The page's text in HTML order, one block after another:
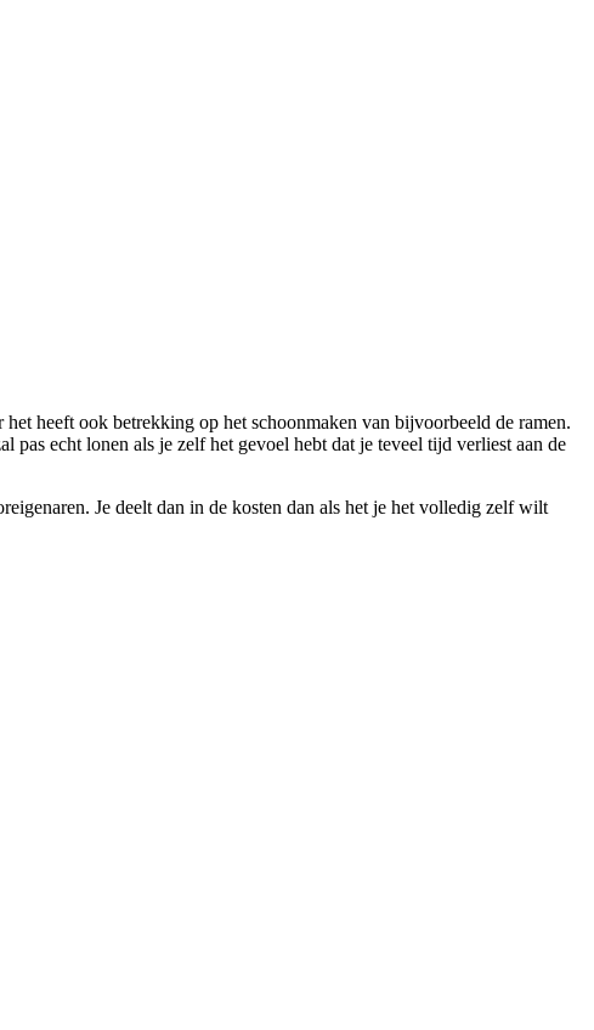
heeft ook betrekking op het schoonmaken van bijvoorbeeld de ramen.
pas echt lonen als je zelf het gevoel hebt dat je teveel tijd verliest aan de
Je deelt dan in de kosten dan als het je het volledig zelf wilt